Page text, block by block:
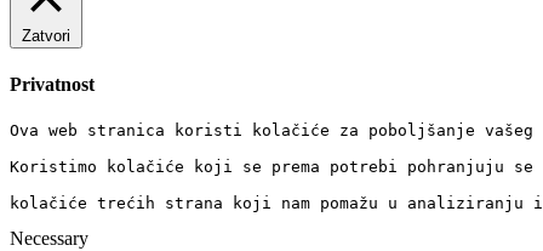
Zatvori
Privatnost
Ova web stranica koristi kolačiće za poboljšanje
Koristimo kolačiće koji se prema potrebi pohranjuju
kolačiće trećih strana koji nam pomažu u
Necessary